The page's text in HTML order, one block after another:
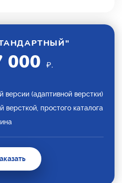
000 ₽.
версии (адаптивной верстки)
версткой, простого каталога